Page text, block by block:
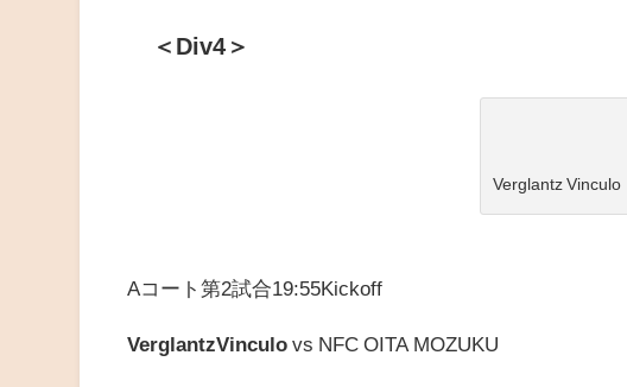
＜Div4＞
Verglantz
Aコート第2試合19:55Kickoff
VerglantzVinculo vs NFC OITA MOZUKU